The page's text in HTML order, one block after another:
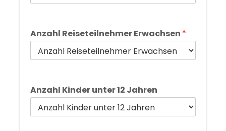
Anzahl Reiseteilnehmer Erwachsen *
Anzahl Kinder unter 12 Jahren